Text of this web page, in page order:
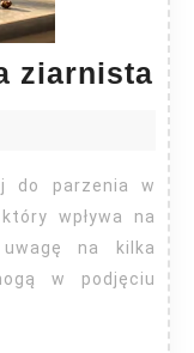
ziarnista
wpływa na
na kilka
w podjęciu